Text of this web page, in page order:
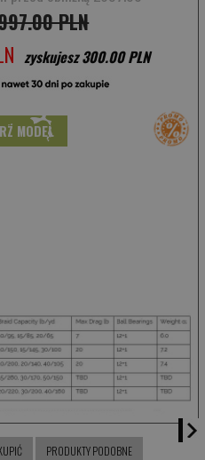
PLN
zyskujesz 300.00 PLN
MODEL
PRODUKTY PODOBNE